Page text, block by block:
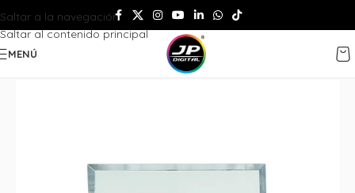
Saltar a la navegación
Saltar al contenido principal
MENÚ